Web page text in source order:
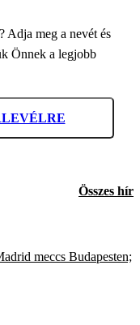
Adja meg a nevét és
Önnek a legjobb
Összes hír
meccs Budapesten;